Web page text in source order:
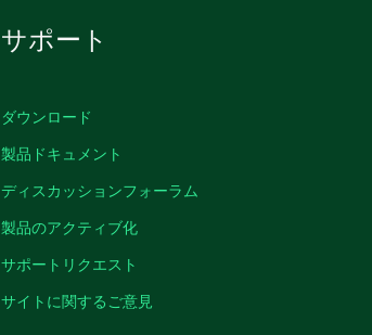
サポート
ダウンロード
製品ドキュメント
ディスカッションフォーラム
製品のアクティブ化
サポートリクエスト
サイトに関するご意見